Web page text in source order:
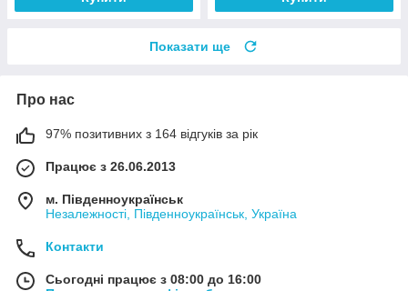
Показати ще
Про нас
97% позитивних з 164 відгуків за рік
Працює з 26.06.2013
м. Південноукраїнськ
Незалежності, Південноукраїнськ, Україна
Контакти
Сьогодні працює з 08:00 до 16:00